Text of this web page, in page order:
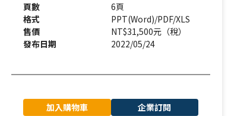
頁數
6頁
格式
PPT(Word)/PDF/XLS
售價
NT$31,500元（稅）
發布日期
2022/05/24
加入購物車 企業訂閱